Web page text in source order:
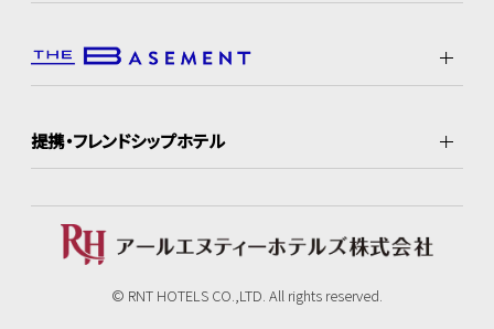
提携・フレンドシップホテル
© RNT HOTELS CO.,LTD. All rights reserved.